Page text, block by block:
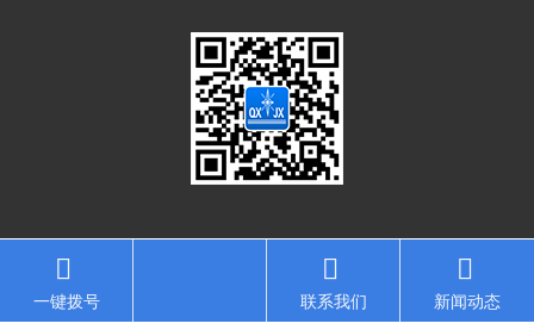
一键拨号 联系我们 新闻动态